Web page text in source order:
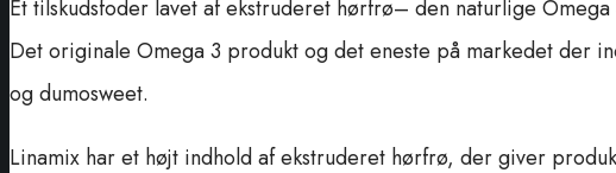
Et tilskudsfoder lavet af ekstruderet hørfrø– den naturlige Omega
Det originale Omega 3 produkt og det eneste på markedet der
og dumosweet.
Linamix har et højt indhold af ekstruderet hørfrø, der giver